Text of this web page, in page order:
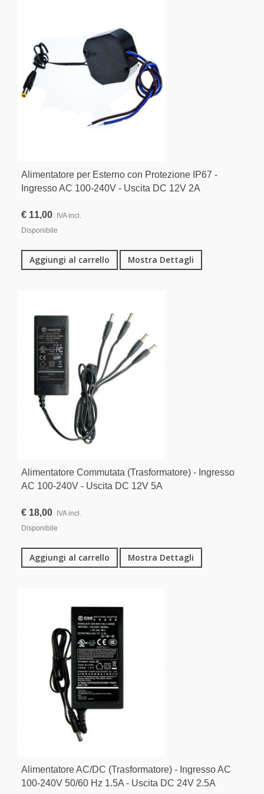
Alimentatore per Esterno con Protezione IP67 -
Ingresso AC 100-240V - Uscita DC 12V 2A
€ 11,00
IVA incl.
Disponibile
Aggiungi al carrello Mostra Dettagli
Alimentatore Commutata (Trasformatore) - Ingresso
AC 100-240V - Uscita DC 12V 5A
€ 18,00 IVA incl.
Disponibile
Aggiungi al carrello Mostra Dettagli
Alimentatore AC/DC (Trasformatore) - Ingresso AC
100-240V 50/60 Hz 1.5A - Uscita DC 24V 2.5A